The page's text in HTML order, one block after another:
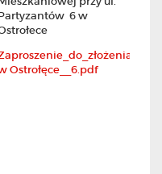
6 w
Ostrołęce__6.pdf